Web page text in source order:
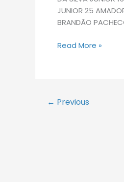
JUNIOR 25
BRANDÃO
Read More »
← Previous